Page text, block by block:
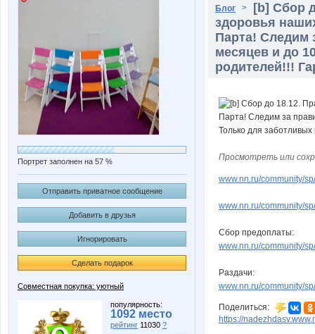
Портрет заполнен на 57 %
Отправить приватное сообщение
Добавить в друзья
Игнорировать
Сделать подарок
Совместная покупка: уютный
популярность:
1092 место
рейтинг 11030 ?
Блог >
[b] Сбор
здоровья
Парта! Следим
месяцев и до
родителей!!!
Просмотреть или
www.nn.ru/community/
www.nn.ru/community/
Сбор предоплаты:
www.nn.ru/community/
Раздачи:
www.nn.ru/community/
Поделиться:
https://